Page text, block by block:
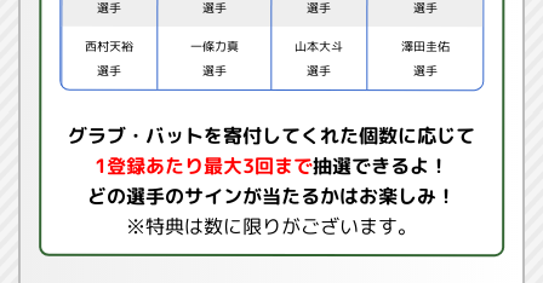
選手 選手 選手 選手
西村天裕
選手
一條力真
選手
山本大斗
選手
澤田圭佑
選手
グラブ・バットを寄付してくれた個数に応じて
1登録あたり最大3回まで抽選できるよ！
どの選手のサインが当たるかはお楽しみ！
※特典は数に限りがございます。